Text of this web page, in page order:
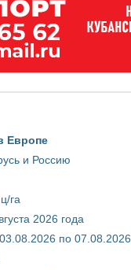
Европе
и Россию
га
2026 года
по 07.08.2026